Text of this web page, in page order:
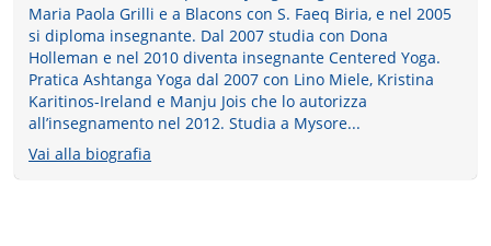
Maria Paola Grilli e a Blacons con S. Faeq Biria, e nel 2005
si diploma insegnante. Dal 2007 studia con Dona
Holleman e nel 2010 diventa insegnante Centered Yoga.
Pratica Ashtanga Yoga dal 2007 con Lino Miele, Kristina
Karitinos-Ireland e Manju Jois che lo autorizza
all’insegnamento nel 2012. Studia a Mysore...
Vai alla biografia